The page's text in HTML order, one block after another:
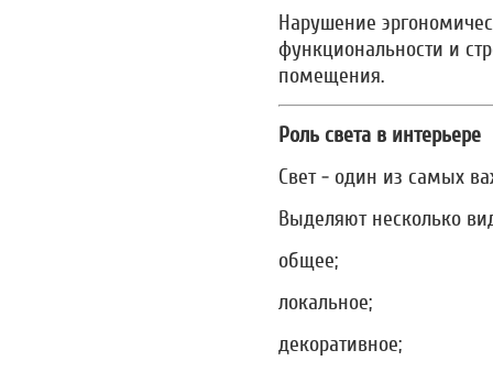
Нарушение
функциональности и
помещения.
Роль света в интерьере
Свет - один из самых
Выделяют несколько
общее;
локальное;
декоративное;